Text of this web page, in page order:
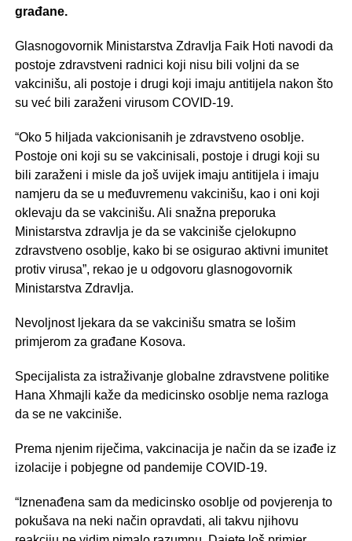
građane.
Glasnogovornik Ministarstva Zdravlja Faik Hoti navodi da
postoje zdravstveni radnici koji nisu bili voljni da se
vakcinišu, ali postoje i drugi koji imaju antitijela nakon što
su već bili zaraženi virusom COVID-19.
“Oko 5 hiljada vakcionisanih je zdravstveno osoblje.
Postoje oni koji su se vakcinisali, postoje i drugi koji su
bili zaraženi i misle da još uvijek imaju antitijela i imaju
namjeru da se u međuvremenu vakcinišu, kao i oni koji
oklevaju da se vakcinišu. Ali snažna preporuka
Ministarstva zdravlja je da se vakciniše cjelokupno
zdravstveno osoblje, kako bi se osigurao aktivni imunitet
protiv virusa”, rekao je u odgovoru glasnogovornik
Ministarstva Zdravlja.
Nevoljnost ljekara da se vakcinišu smatra se lošim
primjerom za građane Kosova.
Specijalista za istraživanje globalne zdravstvene politike
Hana Xhmajli kaže da medicinsko osoblje nema razloga
da se ne vakciniše.
Prema njenim riječima, vakcinacija je način da se izađe iz
izolacije i pobjegne od pandemije COVID-19.
“Iznenađena sam da medicinsko osoblje od povjerenja to
pokušava na neki način opravdati, ali takvu njihovu